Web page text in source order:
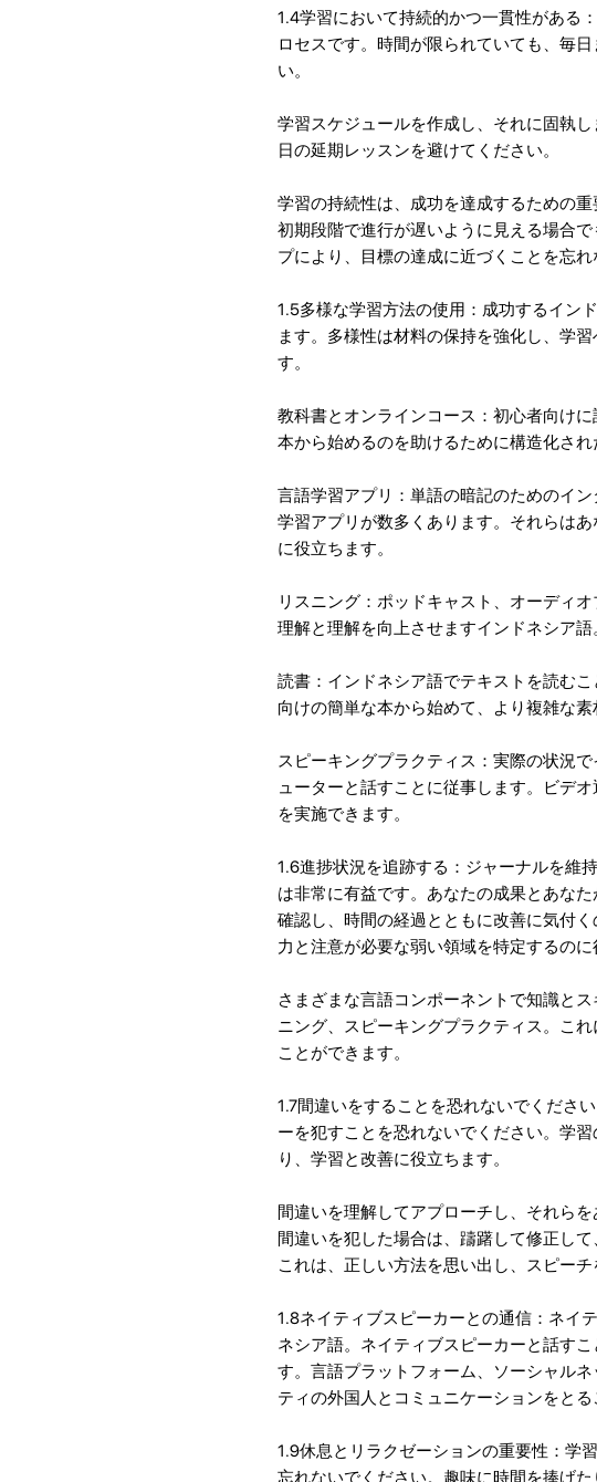
1.4学習において持続的かつ一貫性がある
ロセスです。時間が限られていても、毎
い。
学習スケジュールを作成し、それに固執
日の延期レッスンを避けてください。
学習の持続性は、成功を達成するための
初期段階で進行が遅いように見える場合
プにより、目標の達成に近づくことを忘れ
1.5多様な学習方法の使用：成功するイン
ます。多様性は材料の保持を強化し、学
す。
教科書とオンラインコース：初心者向け
本から始めるのを助けるために構造化され
言語学習アプリ：単語の暗記のためのイ
学習アプリが数多くあります。それらは
に役立ちます。
リスニング：ポッドキャスト、オーディ
理解と理解を向上させますインドネシア語
読書：インドネシア語でテキストを読む
向けの簡単な本から始めて、より複雑な素
スピーキングプラクティス：実際の状況
ューターと話すことに従事します。ビデ
を実施できます。
1.6進捗状況を追跡する：ジャーナルを維
は非常に有益です。あなたの成果とあな
確認し、時間の経過とともに改善に気付
力と注意が必要な弱い領域を特定するのに
さまざまな言語コンポーネントで知識と
ニング、スピーキングプラクティス。こ
ことができます。
1.7間違いをすることを恐れないでくださ
ーを犯すことを恐れないでください。学
り、学習と改善に役立ちます。
間違いを理解してアプローチし、それら
間違いを犯した場合は、躊躇して修正し
これは、正しい方法を思い出し、スピーチ
1.8ネイティブスピーカーとの通信：ネイ
ネシア語。ネイティブスピーカーと話す
す。言語プラットフォーム、ソーシャル
ティの外国人とコミュニケーションをとる
1.9休息とリラクゼーションの重要性：学
忘れないでください。趣味に時間を捧げ